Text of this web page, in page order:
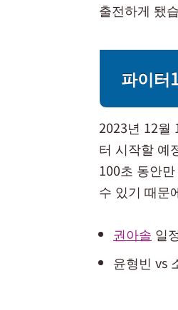
출전하게 됐
파이터
2023년 12월
터 시작할 예
100초 동안
수 있기 때문
권아솔 일
윤형빈 vs